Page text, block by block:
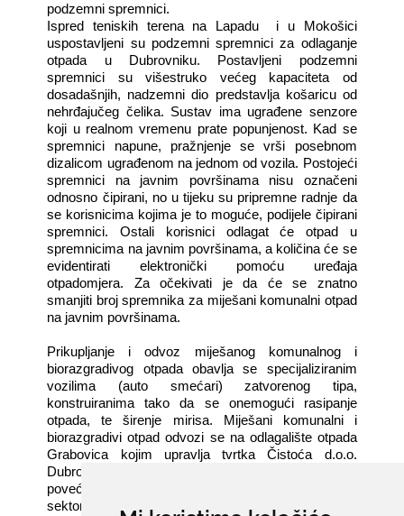
podzemni spremnici.
Ispred teniskih terena na Lapadu
i u Mokošici
uspostavljeni su podzemni spremnici za odlaganje
otpada u Dubrovniku. Postavljeni podzemni
spremnici su višestruko većeg kapaciteta od
dosadašnjih, nadzemni dio predstavlja košaricu od
nehrđajučeg čelika. Sustav ima ugrađene senzore
koji u realnom vremenu prate popunjenost. Kad se
spremnici napune, pražnjenje se vrši posebnom
dizalicom ugrađenom na jednom od vozila. Postojeći
spremnici na javnim površinama nisu označeni
odnosno čipirani, no u tijeku su pripremne radnje da
se korisnicima kojima je to moguće, podijele čipirani
spremnici. Ostali korisnici odlagat će otpad u
spremnicima na javnim površinama, a količina će se
evidentirati elektronički pomoću uređaja
otpadomjera. Za očekivati je da će se znatno
smanjiti broj spremnika za miješani komunalni otpad
na javnim površinama.
Prikupljanje i odvoz miješanog komunalnog i
biorazgradivog otpada obavlja se specijaliziranim
vozilima (auto smećari) zatvorenog tipa,
konstruiranima tako da se onemogući rasipanje
otpada, te širenje mirisa. Miješani komunalni i
biorazgradivi otpad odvozi se na odlagalište otpada
Grabovica kojim upravlja tvrtka Čistoća d.o.o.
Dubrovnik. S obzirom da se iz godine u godinu
povećava broj turista i sezonskih radnika, turistički
sektor poprilično intenzivno generira količine